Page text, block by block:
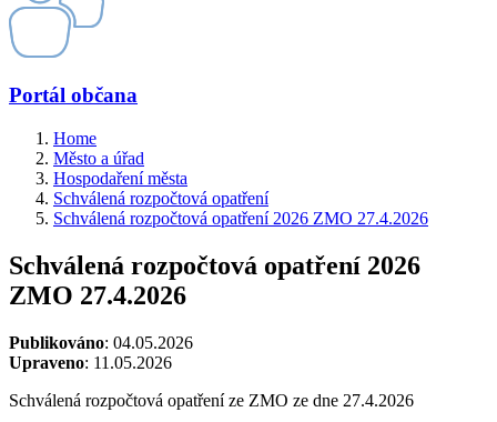
Portál občana
Home
Město a úřad
Hospodaření města
Schválená rozpočtová opatření
Schválená rozpočtová opatření 2026 ZMO 27.4.2026
Schválená rozpočtová opatření 2026
ZMO 27.4.2026
Publikováno: 04.05.2026
Upraveno: 11.05.2026
Schválená rozpočtová opatření ze ZMO ze dne 27.4.2026